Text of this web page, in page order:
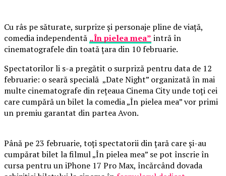
Cu râs pe săturate, surprize și personaje pline de viață,
comedia independentă „În pielea mea” intră în
cinematografele din toată țara din 10 februarie.
Spectatorilor li s-a pregătit o surpriză pentru data de 12
februarie: o seară specială „Date Night” organizată în mai
multe cinematografe din rețeaua Cinema City unde toți cei
care cumpără un bilet la comedia „În pielea mea” vor primi
un premiu garantat din partea Avon.
Până pe 23 februarie, toți spectatorii din țară care și-au
cumpărat bilet la filmul „În pielea mea” se pot înscrie în
cursa pentru un iPhone 17 Pro Max, încărcând dovada